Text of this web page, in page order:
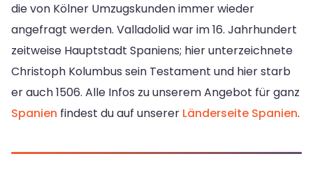
die von Kölner Umzugskunden immer wieder
angefragt werden. Valladolid war im 16. Jahrhundert
zeitweise Hauptstadt Spaniens; hier unterzeichnete
Christoph Kolumbus sein Testament und hier starb
er auch 1506. Alle Infos zu unserem Angebot für ganz
Spanien findest du auf unserer Länderseite Spanien.